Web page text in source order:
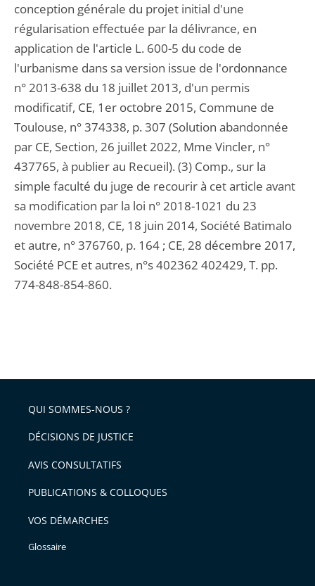
conception générale du projet initial d'une
régularisation effectuée par la délivrance, en
application de l'article L. 600-5 du code de
l'urbanisme dans sa version issue de l'ordonnance
n° 2013-638 du 18 juillet 2013, d'un permis
modificatif, CE, 1er octobre 2015, Commune de
Toulouse, n° 374338, p. 307 (Solution abandonnée
par CE, Section, 26 juillet 2022, Mme Vincler, n°
437765, à publier au Recueil). (3) Comp., sur la
simple faculté du juge de recourir à cet article avant
sa modification par la loi n° 2018-1021 du 23
novembre 2018, CE, 18 juin 2014, Société Batimalo
et autre, n° 376760, p. 164 ; CE, 28 décembre 2017,
Société PCE et autres, n°s 402362 402429, T. pp.
774-848-854-860.
QUI SOMMES-NOUS ?
DÉCISIONS DE JUSTICE
AVIS CONSULTATIFS
PUBLICATIONS & COLLOQUES
VOS DÉMARCHES
Glossaire